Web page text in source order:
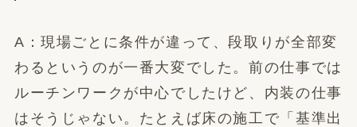
A：現場ごとに条件が違って、段取りが全部変
わるというのが一番大変でした。前の仕事では
ルーチンワークが中心でしたけど、内装の仕事
はそうじゃない。たとえば床の施工で「基準出